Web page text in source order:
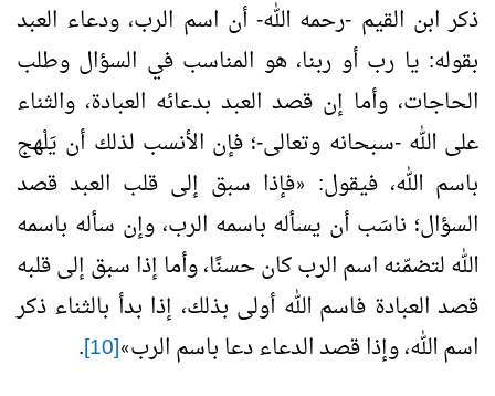
ذكر ابن القيم -رحمه الله- أن اسم الرب، ودعاء العبد
بقوله: يا رب أو ربنا، هو المناسب في السؤال وطلب
الحاجات، وأما إن قصد العبد بدعائه العبادة، والثناء
على الله -سبحانه وتعالى-؛ فإن الأنسب لذلك أن يَلْهج
باسم الله، فيقول:
«فإذا سبق إلى قلب العبد قصد
السؤال؛ ناسَب أن يسأله باسمه الرب، وإن سأله باسمه
الله لتضمّنه اسم الرب كان حسنًا، وأما إذا سبق إلى قلبه
قصد العبادة فاسم الله أولى بذلك، إذا بدأ بالثناء ذكر
اسم الله، وإذا قصد الدعاء دعا باسم الرب»
[10]
.